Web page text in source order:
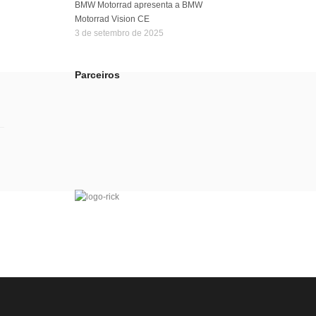
BMW Motorrad apresenta a BMW
Motorrad Vision CE
3 de setembro de 2025
Parceiros